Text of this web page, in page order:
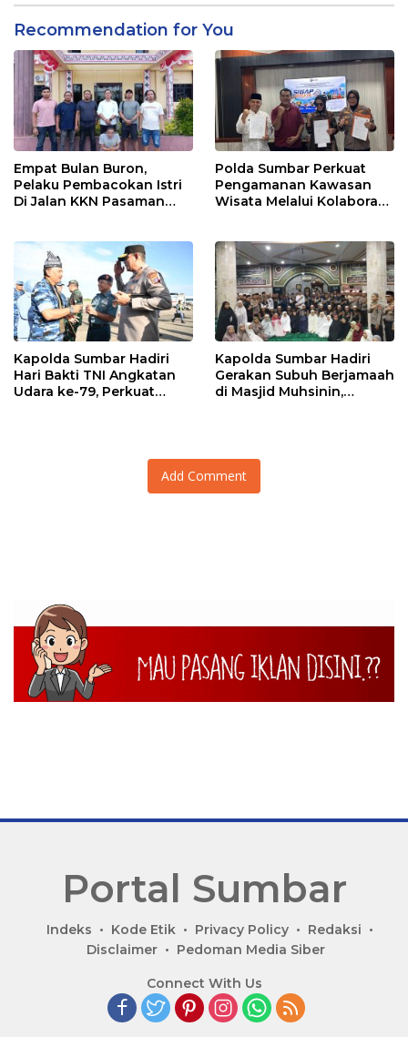
3 Orang Ditetapkan
Tersangka
Recommendation for You
Empat Bulan Buron,
Pelaku Pembacokan Istri
Di Jalan KKN Pasaman
Pasbar Di Provinsi
Sumatera Utara
Polda Sumbar Perkuat
Pengamanan Kawasan
Wisata Melalui Kolaborasi
Kapolda Sumbar Hadiri
Hari Bakti TNI Angkatan
Udara ke-79, Perkuat
Kapolda Sumbar Hadiri
Gerakan Subuh Berjamaah
di Masjid Muhsinin,
Add Comment
Portal Sumbar
Indeks Kode Etik Privacy Policy
Redaksi
Disclaimer
Pedoman Media Siber
Connect With Us